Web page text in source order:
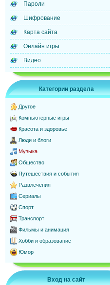
Пароли
Шифрование
Карта сайта
Онлайн игры
Видео
Категории раздела
Другое
Компьютерные игры
Красота и здоровье
Люди и блоги
Музыка
Общество
Путешествия и события
Развлечения
Сериалы
Спорт
Транспорт
Фильмы и анимация
Хобби и образование
Юмор
Вход на сайт